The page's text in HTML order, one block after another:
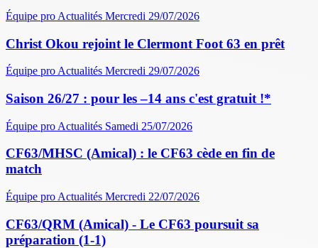
Équipe pro Actualités Mercredi 29/07/2026
Christ Okou rejoint le Clermont Foot 63 en prêt
Équipe pro Actualités Mercredi 29/07/2026
Saison 26/27 : pour les –14 ans c'est gratuit !*
Équipe pro Actualités Samedi 25/07/2026
CF63/MHSC (Amical) : le CF63 cède en fin de
match
Équipe pro Actualités Mercredi 22/07/2026
CF63/QRM (Amical) - Le CF63 poursuit sa
préparation (1-1)